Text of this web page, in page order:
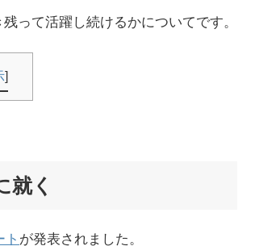
って活躍し続けるかについてです。
]
就く
ト が発表されました。